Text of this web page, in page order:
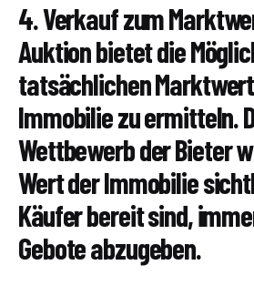
4. Verkauf zum
Auktion bietet die
tatsächlichen
Immobilie zu ermitteln.
Wettbewerb der Bieter
Wert der Immobilie
Käufer bereit sind,
Gebote abzugeben.